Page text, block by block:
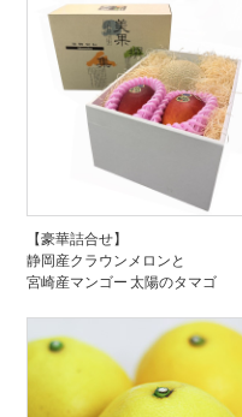
【豪華詰合せ】
静岡産クラウンメロンと
宮崎産マンゴー 太陽のタマゴ